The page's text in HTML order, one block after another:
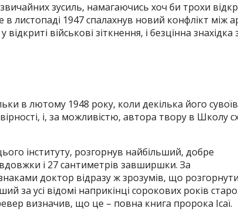
зусиль, намагаючись хоч би трохи
в листопаді 1947 спалахнув новий конфлікт між
військові зіткнення, і безцінна знахідка
в лютому 1948 року, коли декілька його сувоїв
і, за можливістю, автора твору в Школу
інституту, розгорнув найбільший, добре
і 27 сантиметрів завширшки. За
доктор відразу ж зрозумів, що
за усі відомі наприкінці сорокових років
визначив, що це – повна книга пророка Ісаї.